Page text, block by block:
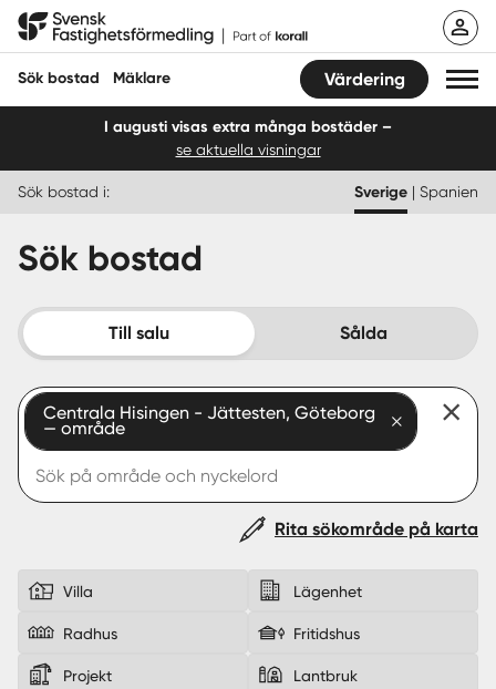
Hoppa
Svensk Fastighetsförmedling
Sök bostad Mäklare Värdering
Sälja
Köpa
Start
Logga in
I augusti visas extra många bostäder –
se aktuella visningar
Sök bostad i: Sverige | Spanien
Sök bostad
Till salu Sålda
Centrala Hisingen - Jättesten, Göteborg
— område
Rita sökområde på karta
Villa Lägenhet
Radhus Fritidshus
Projekt Lantbruk